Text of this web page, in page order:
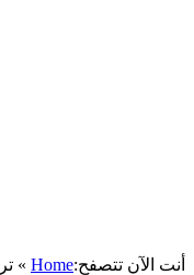
أنت الآن تتصفح:Home
»